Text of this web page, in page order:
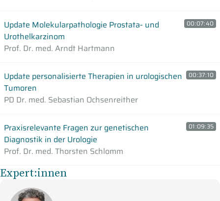
Update Molekularpathologie Prostata- und
Urothelkarzinom
Prof. Dr. med. Arndt Hartmann
00:07:40
Update personalisierte Therapien in urologischen
Tumoren
PD Dr. med. Sebastian Ochsenreither
00:37:10
Praxisrelevante Fragen zur genetischen
Diagnostik in der Urologie
Prof. Dr. med. Thorsten Schlomm
01:09:35
Expert:innen